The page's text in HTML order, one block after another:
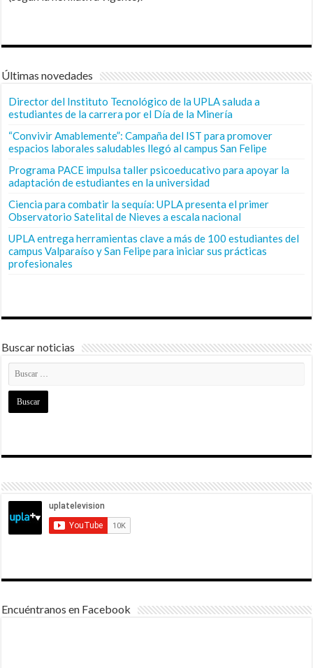
Últimas novedades
Director del Instituto Tecnológico de la UPLA saluda a
estudiantes de la carrera por el Día de la Minería
“Convivir Amablemente”: Campaña del IST para promover
espacios laborales saludables llegó al campus San Felipe
Programa PACE impulsa taller psicoeducativo para apoyar la
adaptación de estudiantes en la universidad
Ciencia para combatir la sequía: UPLA presenta el primer
Observatorio Satelital de Nieves a escala nacional
UPLA entrega herramientas clave a más de 100 estudiantes del
campus Valparaíso y San Felipe para iniciar sus prácticas
profesionales
Buscar noticias
Encuéntranos en Facebook